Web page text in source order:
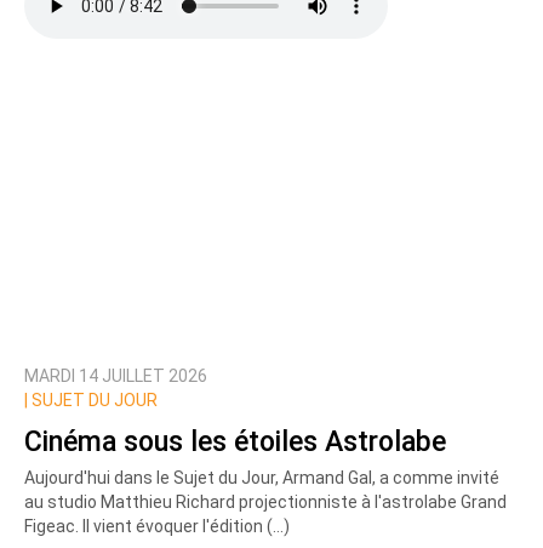
MARDI 14 JUILLET 2026
SUJET DU JOUR
Cinéma sous les étoiles Astrolabe
Aujourd'hui dans le Sujet du Jour, Armand Gal, a comme invité
au studio Matthieu Richard projectionniste à l'astrolabe Grand
Figeac. Il vient évoquer l'édition (…)